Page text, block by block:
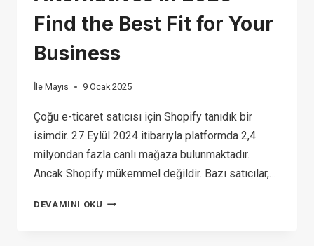
Find the Best Fit for Your
Business
İle Mayıs 9 Ocak 2025
Çoğu e-ticaret satıcısı için Shopify tanıdık bir
isimdir. 27 Eylül 2024 itibarıyla platformda 2,4
milyondan fazla canlı mağaza bulunmaktadır.
Ancak Shopify mükemmel değildir. Bazı satıcılar,…
DEVAMINI OKU TOP